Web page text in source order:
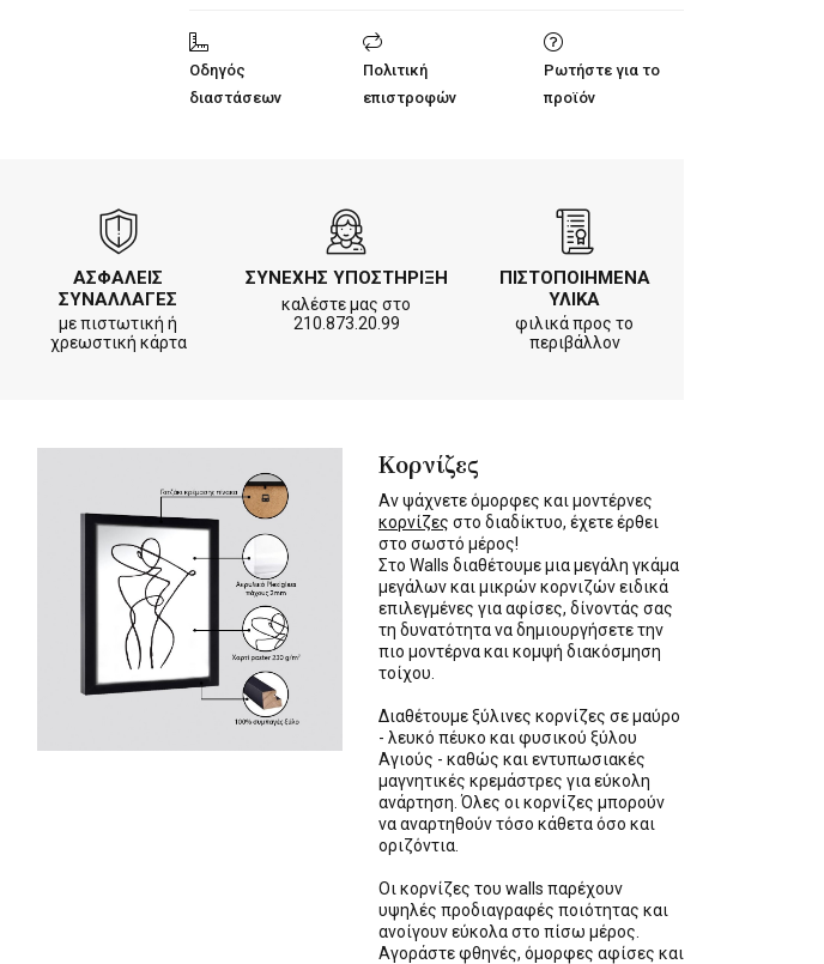
Οδηγός
διαστάσεων
Πολιτική
επιστροφών
Ρωτήστε για το
προϊόν
ΑΣΦΑΛΕΙΣ
ΣΥΝΑΛΛΑΓΕΣ
με πιστωτική ή
χρεωστική κάρτα
ΣΥΝΕΧΗΣ ΥΠΟΣΤΗΡΙΞΗ
καλέστε μας στο
210.873.20.99
ΠΙΣΤΟΠΟΙΗΜΕΝΑ
ΥΛΙΚΑ
φιλικά προς το
περιβάλλον
Κορνίζες
Αν ψάχνετε όμορφες και μοντέρνες
κορνίζες στο διαδίκτυο, έχετε έρθει
στο σωστό μέρος!
Στο Walls διαθέτουμε μια μεγάλη γκάμα
μεγάλων και μικρών κορνιζών ειδικά
επιλεγμένες για αφίσες, δίνοντάς σας
τη δυνατότητα να δημιουργήσετε την
πιο μοντέρνα και κομψή διακόσμηση
τοίχου.
Διαθέτουμε ξύλινες κορνίζες σε μαύρο
- λευκό πέυκο και φυσικού ξύλου
Αγιούς - καθώς και εντυπωσιακές
μαγνητικές κρεμάστρες για εύκολη
ανάρτηση. Όλες οι κορνίζες μπορούν
να αναρτηθούν τόσο κάθετα όσο και
οριζόντια.
Οι κορνίζες του walls παρέχουν
υψηλές προδιαγραφές ποιότητας και
ανοίγουν εύκολα στο πίσω μέρος.
Αγοράστε φθηνές, όμορφες αφίσες και